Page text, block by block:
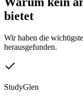
bietet
Wir haben die
herausgefunden.
StudyGlen